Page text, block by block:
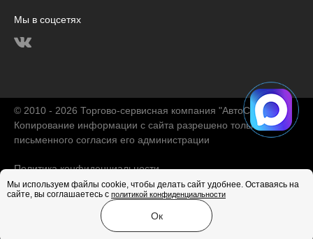
Мы в соцсетях
© 2010 - 2026 Торгово-сервисная компания "АвтоChina"
Копирование информации с сайта разрешено только с
письменного согласия его администрации
Политика конфиденциальности
Продвижение сайта
Мы используем файлы cookie, чтобы делать сайт удобнее. Оставаясь на
сайте, вы соглашаетесь с политикой конфиденциальности
Ок